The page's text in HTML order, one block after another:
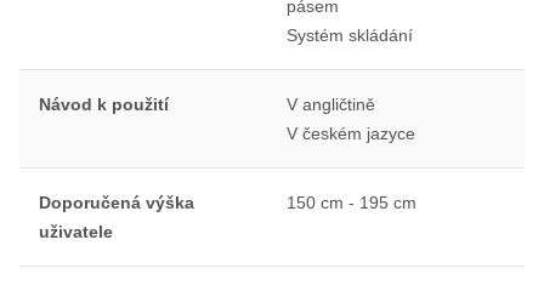
pásem
Systém skládání
Návod k použití
V angličtině
V českém jazyce
Doporučená výška
uživatele
150 cm - 195 cm